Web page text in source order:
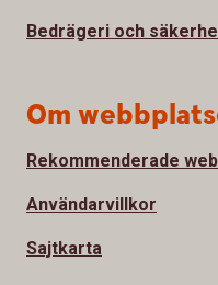
Bedrägeri och
Om
Rekommenderade
Användarvillkor
Sajtkarta